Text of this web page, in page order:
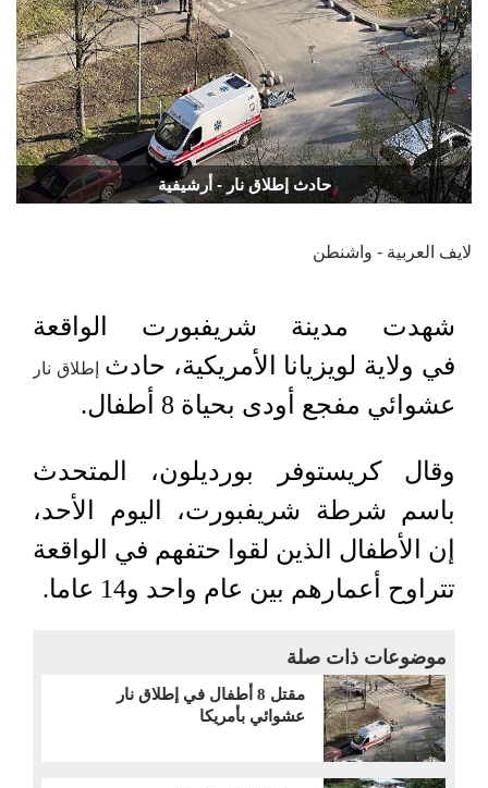
حادث إطلاق نار - أرشيفية
لايف العربية - واشنطن
شهدت مدينة شريفبورت الواقعة
في ولاية لويزيانا الأمريكية، حادث إطلاق نار
عشوائي مفجع أودى بحياة 8 أطفال.
وقال كريستوفر بورديلون، المتحدث
‌باسم ⁠شرطة شريفبورت، اليوم الأحد،
إن ‌الأطفال ⁠الذين لقوا ​حتفهم ⁠في الواقعة
تتراوح أعمارهم بين عام واحد ⁠و14 عاما.
موضوعات ذات صلة
مقتل 8 أطفال في ​إطلاق نار
عشوائي بأمريكا